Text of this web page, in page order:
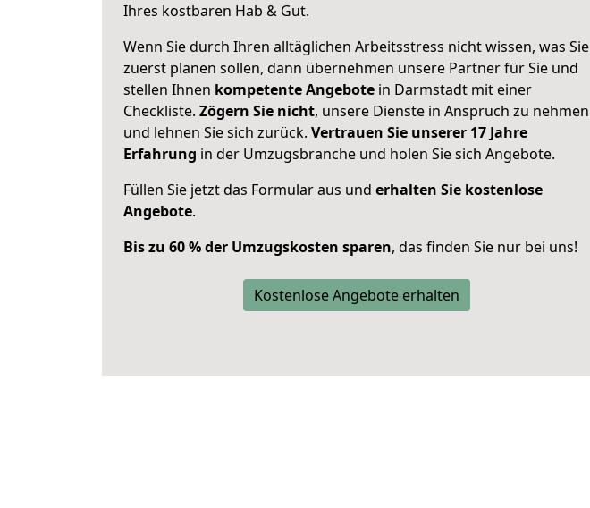
Ihres kostbaren Hab & Gut.
Wenn Sie durch Ihren alltäglichen Arbeitsstress nicht wissen, was Sie
zuerst planen sollen, dann übernehmen unsere Partner für Sie und
stellen Ihnen kompetente Angebote in Darmstadt mit einer
Checkliste. Zögern Sie nicht, unsere Dienste in Anspruch zu nehmen
und lehnen Sie sich zurück. Vertrauen Sie unserer 17 Jahre
Erfahrung in der Umzugsbranche und holen Sie sich Angebote.
Füllen Sie jetzt das Formular aus und erhalten Sie kostenlose
Angebote.
Bis zu 60 % der Umzugskosten sparen, das finden Sie nur bei uns!
Kostenlose Angebote erhalten